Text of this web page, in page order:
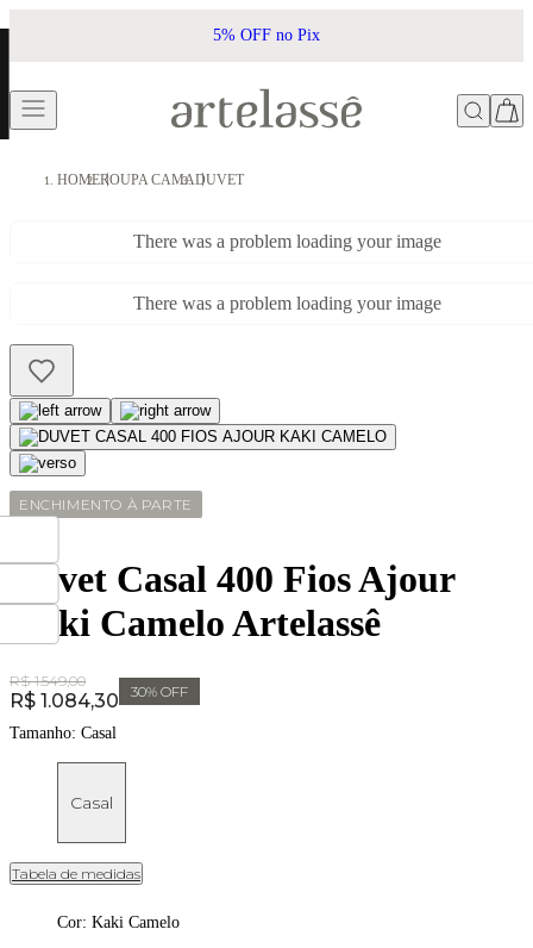
5% OFF no Pix
HOMEROUPA CAMADUVET
There was a problem loading your image
There was a problem loading your image
ENCHIMENTO À PARTE
Duvet Casal 400 Fios Ajour
Kaki Camelo Artelassê
Original Price:
R$ 1.549,00
Price:
R$ 1.084,30 30% OFF
Tamanho: Casal
Casal
Tabela de medidas
Cor: Kaki Camelo